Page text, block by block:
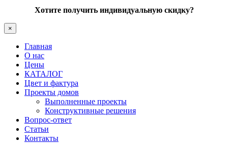
Хотите получить индивидуальную скидку?
×
Главная
О нас
Цены
КАТАЛОГ
Цвет и фактура
Проекты домов
Выполненные проекты
Конструктивные решения
Вопрос-ответ
Статьи
Контакты